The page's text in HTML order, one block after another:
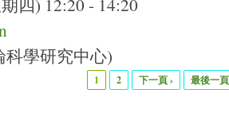
科學研究中心)
1 2 下一頁 › 最後一